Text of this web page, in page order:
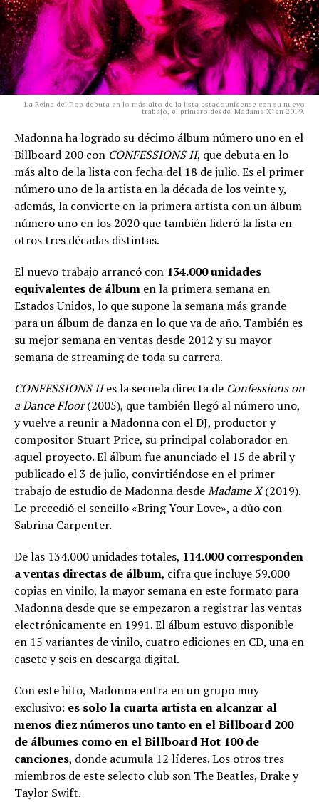
La Reina del Pop debuta en lo más alto de la lista estadounidense con su nuevo
trabajo, el primero desde 'Madame X' en 2019.
Madonna ha logrado su décimo álbum número uno en el
Billboard 200 con CONFESSIONS II, que debuta en lo
más alto de la lista con fecha del 18 de julio. Es el primer
número uno de la artista en la década de los veinte y,
además, la convierte en la primera artista con un álbum
número uno en los 2020 que también lideró la lista en
otros tres décadas distintas.
El nuevo trabajo arrancó con 134.000 unidades
equivalentes de álbum en la primera semana en
Estados Unidos, lo que supone la semana más grande
para un álbum de danza en lo que va de año. También es
su mejor semana en ventas desde 2012 y su mayor
semana de streaming de toda su carrera.
CONFESSIONS IIes la secuela directa de Confessions on
a Dance Floor(2005), que también llegó al número uno,
y vuelve a reunir a Madonna con el DJ, productor y
compositor Stuart Price, su principal colaborador en
aquel proyecto. El álbum fue anunciado el 15 de abril y
publicado el 3 de julio, convirtiéndose en el primer
trabajo de estudio de Madonna desdeMadame X(2019).
Le precedió el sencillo «Bring Your Love», a dúo con
Sabrina Carpenter.
De las 134.000 unidades totales, 114.000 corresponden
a ventas directas de álbum, cifra que incluye 59.000
copias en vinilo, la mayor semana en este formato para
Madonna desde que se empezaron a registrar las ventas
electrónicamente en 1991. El álbum estuvo disponible
en 15 variantes de vinilo, cuatro ediciones en CD, una en
casete y seis en descarga digital.
Con este hito, Madonna entra en un grupo muy
exclusivo: es solo la cuarta artista en alcanzar al
menos diez números uno tanto en el Billboard 200
de álbumes como en el Billboard Hot 100 de
canciones, donde acumula 12 líderes. Los otros tres
miembros de este selecto club son The Beatles, Drake y
Taylor Swift.